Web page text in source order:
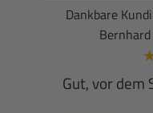
Dankbare
Gut, vor dem